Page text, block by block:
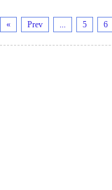
« Prev ... 5 6